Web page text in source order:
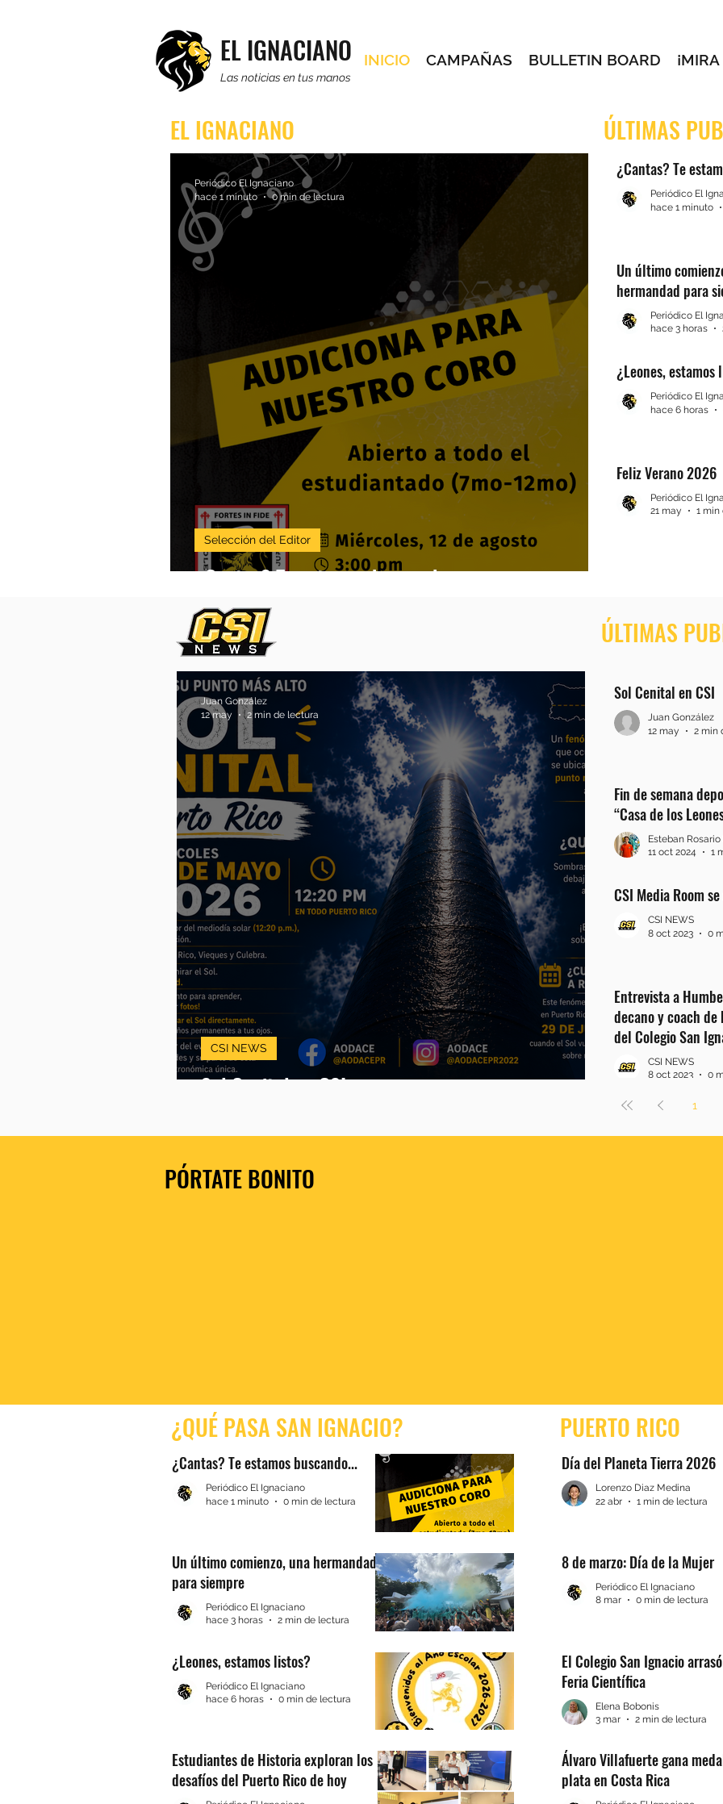
EL IGNACIANO
Las noticias en tus manos
INICIO CAMPAÑAS BULLETIN BOARD
¿Cantas? Te estamos buscando...
Selección del Editor
Periódico El Ignaciano
hace 1 minuto
0 min de lectura
ÚLTIMAS
¿Cantas? Te
Periódico El
hace 1 minuto
Un último
hermandad para
Periódico El
hace 3 horas
¿Leones, estamos
Periódico El
hace 6 horas
Feliz Verano 2026
Periódico El
21 may
1 min
EL IGNACIANO
Sol Cenital en CSI
CSI NEWS
Juan González
12 may
2 min de lectura
ÚLTIMAS
Sol Cenital en CSI
Juan González
12 may
2 min
Fin de semana
“Casa de los
Esteban Rosario
11 oct 2024
1
CSI Media Room
CSI NEWS
8 oct 2023
0
Entrevista a
decano y coach
del Colegio San
CSI NEWS
8 oct 2023
0
1
PÓRTATE BONITO
¿QUÉ PASA SAN IGNACIO?
¿Cantas? Te estamos buscando...
Periódico El Ignaciano
hace 1 minuto
0 min de lectura
Un último comienzo, una hermandad
para siempre
Periódico El Ignaciano
hace 3 horas
2 min de lectura
¿Leones, estamos listos?
Periódico El Ignaciano
hace 6 horas
0 min de lectura
Estudiantes de Historia exploran los
desafíos del Puerto Rico de hoy
PUERTO RICO
Día del Planeta Tierra 2026
Lorenzo Diaz Medina
22 abr
1 min de lectura
8 de marzo: Día de la Mujer
Periódico El Ignaciano
8 mar
0 min de lectura
El Colegio San Ignacio
Feria Científica
Elena Bobonis
3 mar
2 min de lectura
Álvaro Villafuerte gana
plata en Costa Rica